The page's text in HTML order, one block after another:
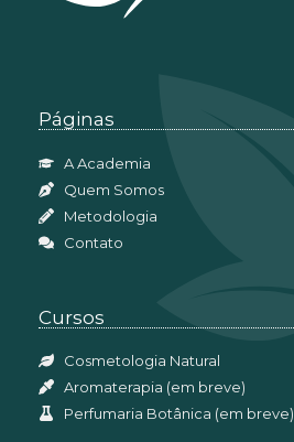
Páginas
A Academia
Quem Somos
Metodologia
Contato
Cursos
Cosmetologia Natural
Aromaterapia (em breve)
Perfumaria Botânica (em breve)